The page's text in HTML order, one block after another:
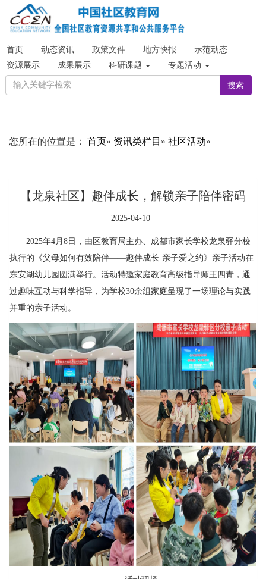
首页 动态资讯 政策文件 地方快报
示范动态
资源展示
成果展示 科研课题 专题活动
搜索
您所在的位置是： 首页» 资讯类栏目 » 社区活动»
【龙泉社区】趣伴成长，解锁亲子陪伴密码
2025-04-10
2025年4月8日，由区教育局主办、成都市家长学校龙泉驿分校
执行的《父母如何有效陪伴——趣伴成长·亲子爱之约》亲子活动在
东安湖幼儿园圆满举行。活动特邀家庭教育高级指导师王四青，通
过趣味互动与科学指导，为学校30余组家庭呈现了一场理论与实践
并重的亲子活动。